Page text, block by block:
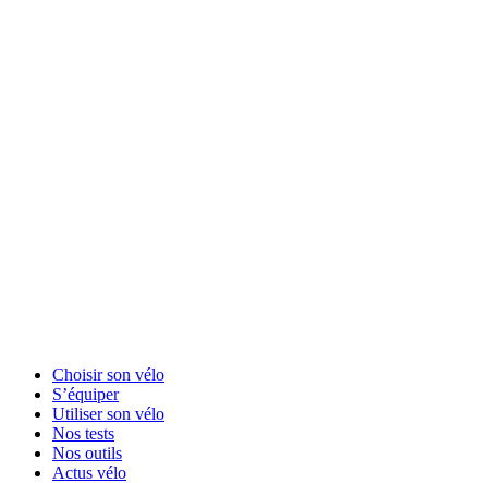
Choisir son vélo
S’équiper
Utiliser son vélo
Nos tests
Nos outils
Actus vélo